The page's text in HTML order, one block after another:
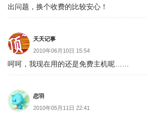
出问题，换个收费的比较安心！
天天记事
2010年06月10日 15:54
呵呵，我现在用的还是免费主机呢……
恋羽
2010年05月11日 22:41